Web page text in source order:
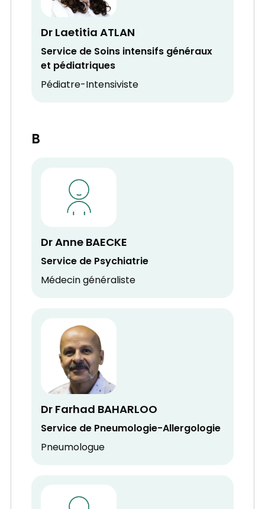
Dr Laetitia ATLAN
Service de Soins intensifs généraux
et pédiatriques
Pédiatre-Intensiviste
B
Dr Anne BAECKE
Service de Psychiatrie
Médecin généraliste
Dr Farhad BAHARLOO
Service de Pneumologie-Allergologie
Pneumologue